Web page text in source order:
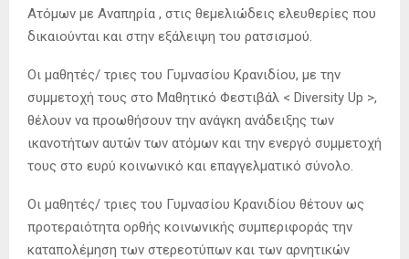
Ατόμων με Αναπηρία , στις θεμελιώδεις ελευθερίες που
δικαιούνται και στην εξάλειψη του ρατσισμού.
Οι μαθητές/ τριες του Γυμνασίου Κρανιδίου, με την
συμμετοχή τους στο Μαθητικό Φεστιβάλ < Diversity Up >,
θέλουν να προωθήσουν την ανάγκη ανάδειξης των
ικανοτήτων αυτών των ατόμων και την ενεργό συμμετοχή
τους στο ευρύ κοινωνικό και επαγγελματικό σύνολο.
Οι μαθητές/ τριες του Γυμνασίου Κρανιδίου θέτουν ως
προτεραιότητα ορθής κοινωνικής συμπεριφοράς την
καταπολέμηση των στερεοτύπων και των αρνητικών